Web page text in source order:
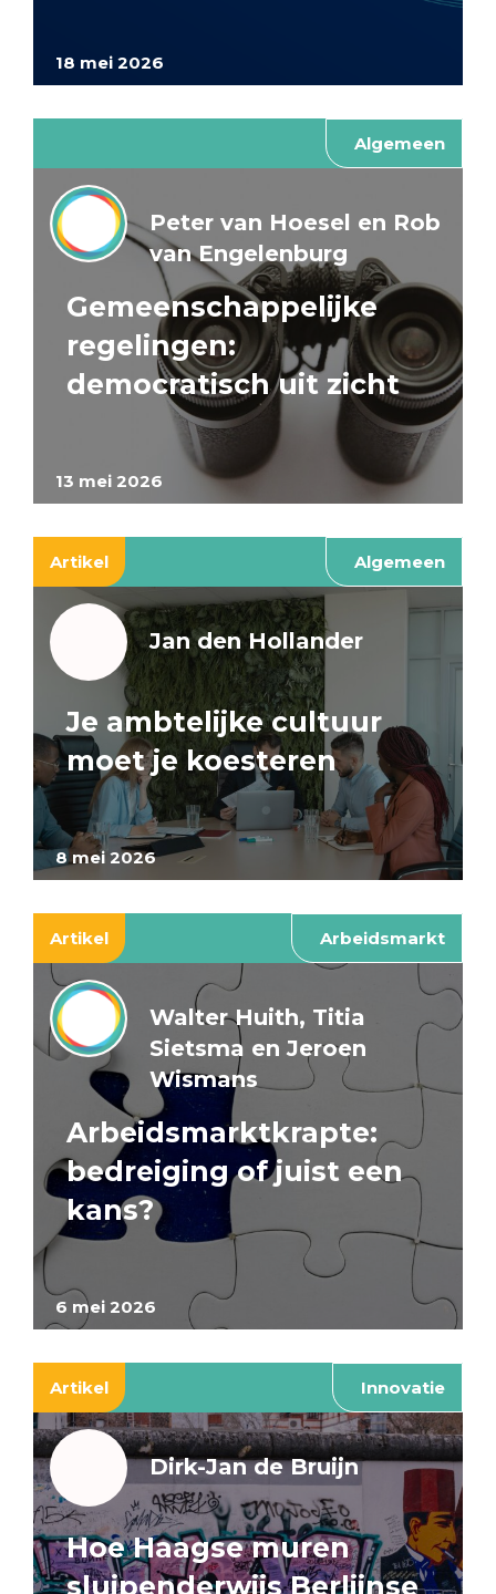
18 mei 2026
Algemeen
13 mei 2026
Peter van Hoesel en Rob
van Engelenburg
Gemeenschappelijke
regelingen:
democratisch uit zicht
Artikel Algemeen
8 mei 2026
Jan den Hollander
Je ambtelijke cultuur
moet je koesteren
Artikel Arbeidsmarkt
6 mei 2026
Walter Huith, Titia
Sietsma en Jeroen
Wismans
Arbeidsmarktkrapte:
bedreiging of juist een
kans?
Artikel Innovatie
Dirk-Jan de Bruijn
Hoe Haagse muren
sluipenderwijs Berlijnse